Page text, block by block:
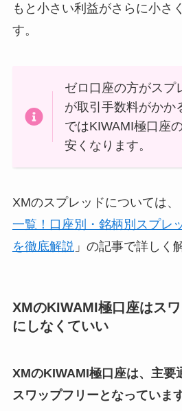
もと小さい利益がさらに小さ
す。
ゼロ口座の方がスプ
が取引手数料がかか
ではKIWAMI極口座
安くなります。
XMのスプレッドについては、
一覧！口座別・銘柄別スプレ
を徹底解説」の記事で詳しく
XMのKIWAMI極口座はス
にしなくていい
XMのKIWAMI極口座は、主要
スワップフリーとなっています